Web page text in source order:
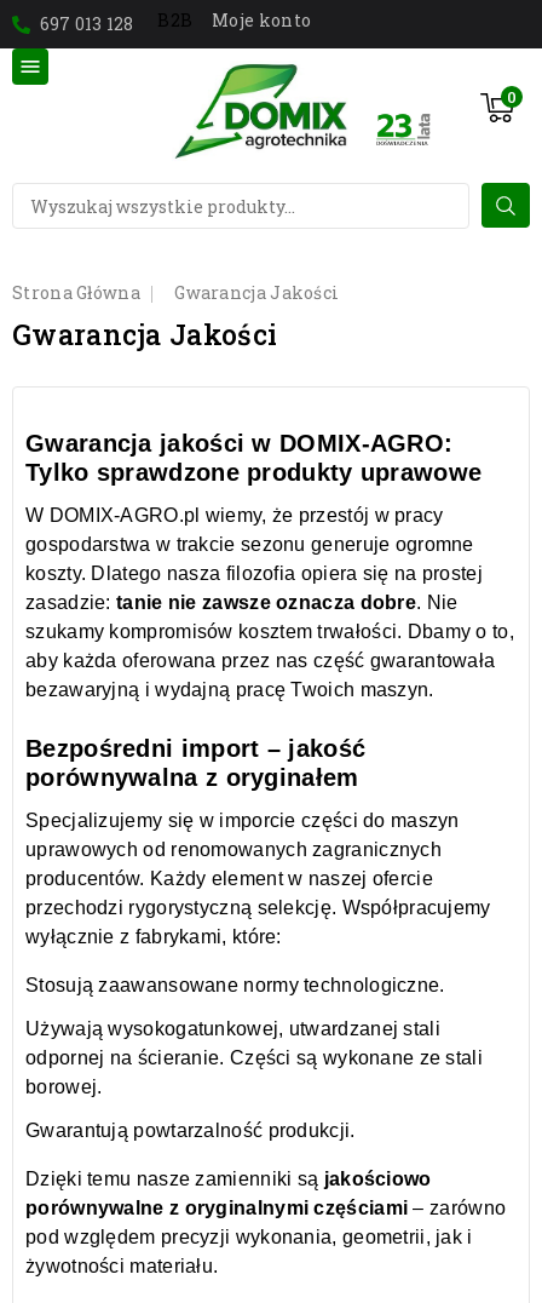
697 013 128 B2B Moje konto
0

Strona Główna Gwarancja Jakości
Gwarancja Jakości
Gwarancja jakości w DOMIX-AGRO:
Tylko sprawdzone produkty uprawowe
W DOMIX-AGRO.pl wiemy, że przestój w pracy
gospodarstwa w trakcie sezonu generuje ogromne
koszty. Dlatego nasza filozofia opiera się na prostej
zasadzie:tanie nie zawsze oznacza dobre. Nie
szukamy kompromisów kosztem trwałości. Dbamy o to,
aby każda oferowana przez nas część gwarantowała
bezawaryjną i wydajną pracę Twoich maszyn.
Bezpośredni import – jakość
porównywalna z oryginałem
Specjalizujemy się w imporcie części do maszyn
uprawowych od renomowanych zagranicznych
producentów. Każdy element w naszej ofercie
przechodzi rygorystyczną selekcję. Współpracujemy
wyłącznie z fabrykami, które:
Stosują zaawansowane normy technologiczne.
Używają wysokogatunkowej, utwardzanej stali
odpornej na ścieranie. Części są wykonane ze stali
borowej.
Gwarantują powtarzalność produkcji.
Dzięki temu nasze zamienniki są jakościowo
porównywalne z oryginalnymi częściami – zarówno
pod względem precyzji wykonania, geometrii, jak i
żywotności materiału.